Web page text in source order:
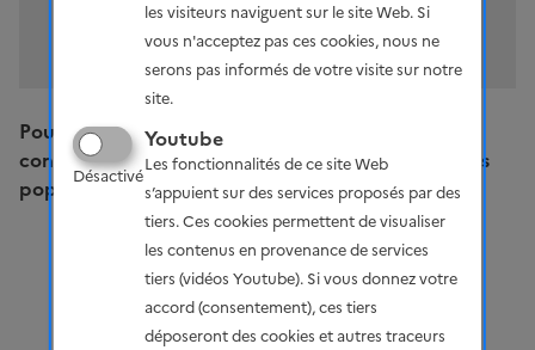
les visiteurs naviguent sur le site Web. Si
vous n'acceptez pas ces cookies, nous ne
serons pas informés de votre visite sur notre
site.
Youtube
Désactivé
Les fonctionnalités de ce site Web
s’appuient sur des services proposés par des
tiers. Ces cookies permettent de visualiser
les contenus en provenance de services
tiers (vidéos Youtube). Si vous donnez votre
accord (consentement), ces tiers
déposeront des cookies et autres traceurs
Pour départager les propositions les plus
controversées ou voter sur les propositions les plus
populaires,cliquer ici.